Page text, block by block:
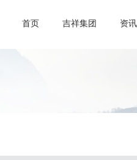
首页 吉祥集团 资讯